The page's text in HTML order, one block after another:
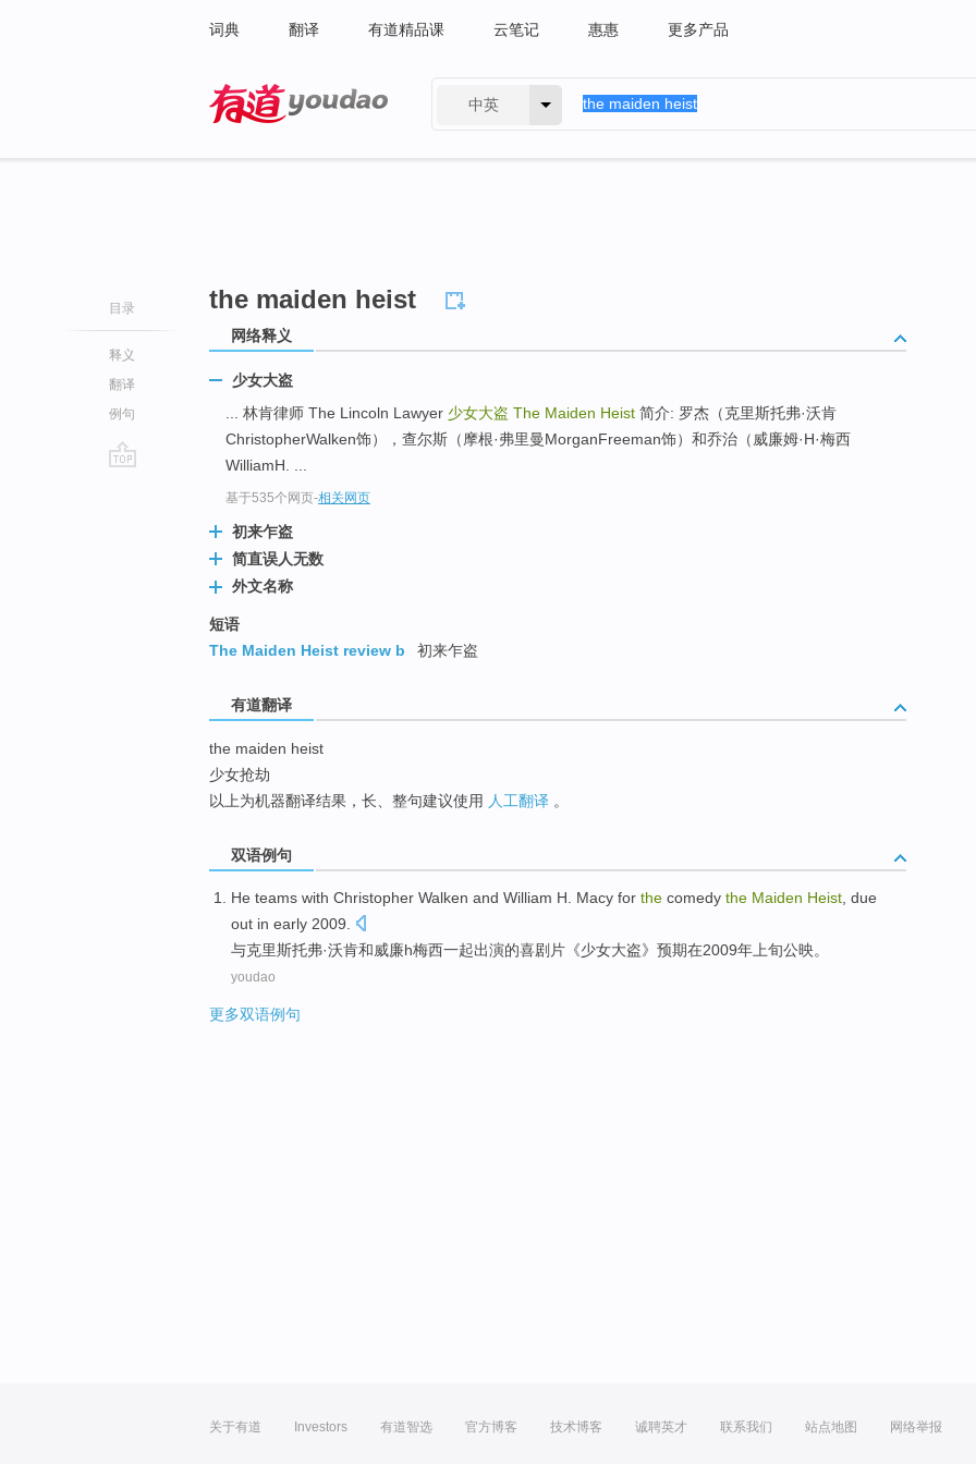
词典 翻译 有道精品课 云笔记 惠惠 更多产品
中英
目录
释义
翻译
例句
the maiden heist
网络释义
少女大盗
... 林肯律师 The Lincoln Lawyer 少女大盗 The Maiden Heist 简介: 罗杰（克里斯托弗·沃肯
ChristopherWalken饰），查尔斯（摩根·弗里曼MorganFreeman饰）和乔治（威廉姆·H·梅西
WilliamH. ...
基于535个网页-相关网页
初来乍盗
简直误人无数
外文名称
短语
The Maiden Heist review b
初来乍盗
有道翻译
the maiden heist
少女抢劫
以上为机器翻译结果，长、整句建议使用 人工翻译 。
双语例句
He teams with Christopher Walken and William H. Macy for the comedy the Maiden Heist, due
out in early 2009.
与克里斯托弗·沃肯和威廉h梅西一起出演的喜剧片 《少女大盗》 预期在2009年上旬公映。
youdao
更多双语例句
关于有道 Investors 有道智选 官方博客 技术博客 诚聘英才 联系我们 站点地图 网络举报